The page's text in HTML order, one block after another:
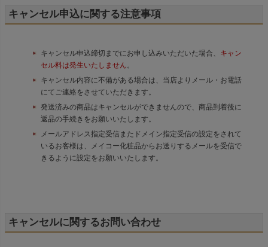
キャンセル申込に関する注意事項
キャンセル申込締切までにお申し込みいただいた場合、 キャン
セル料は発生いたしません。
キャンセル内容に不備がある場合は、当店よりメール・お電話
にてご連絡をさせていただきます。
発送済みの商品はキャンセルができませんので、商品到着後に
返品の手続きをお願いいたします。
メールアドレス指定受信またドメイン指定受信の設定をされて
いるお客様は、メイコー化粧品からお送りするメールを受信で
きるように設定をお願いいたします。
キャンセルに関するお問い合わせ